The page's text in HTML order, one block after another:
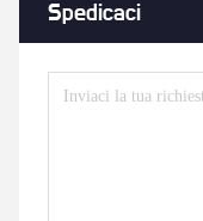
Spedicaci